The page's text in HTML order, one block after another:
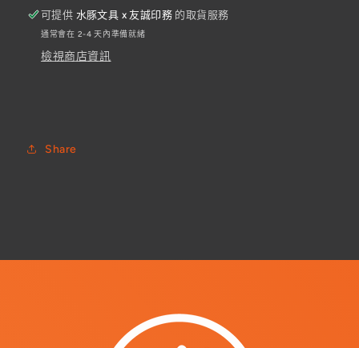
(COTTON
BLEND)
(32JD7135)
數
(COTTON
BLEND)
(32JD7135)
可提供 水豚文具 x 友誠印務 的取貨服務
通常會在 2-4 天內準備就緒
檢視商店資訊
Share